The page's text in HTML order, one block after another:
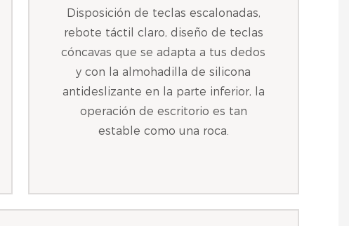
Disposición de teclas escalonadas,
rebote táctil claro, diseño de teclas
cóncavas que se adapta a tus dedos
y con la almohadilla de silicona
antideslizante en la parte inferior, la
operación de escritorio es tan
estable como una roca.